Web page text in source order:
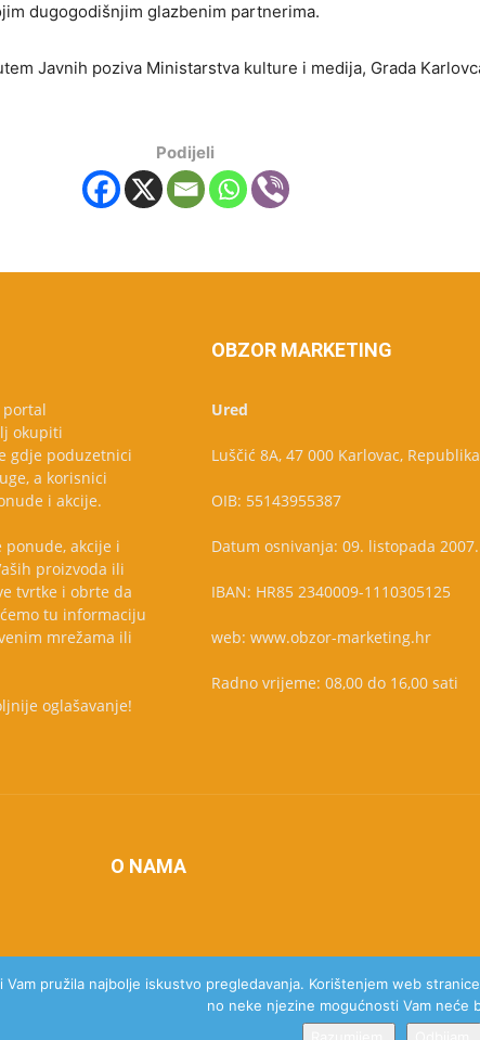
dugogodišnjim glazbenim partnerima.
Javnih poziva Ministarstva kulture i medija, Grada
Podijeli
okupiti
gdje poduzetnici
a korisnici
i akcije.
ponude, akcije i
proizvoda ili
tvrtke i obrte da
tu informaciju
mrežama ili
oglašavanje!
OBZOR MARKETING
Ured
Luščić 8A, 47 000 Karlovac,
OIB: 55143955387
Datum osnivanja: 09. listopada
IBAN: HR85 2340009-1110305125
web: www.obzor-marketing.hr
Radno vrijeme: 08,00 do 16,00 sati
O NAMA
pružila najbolje iskustvo pregledavanja. Korištenjem web
no neke njezine mogućnosti Vam neće